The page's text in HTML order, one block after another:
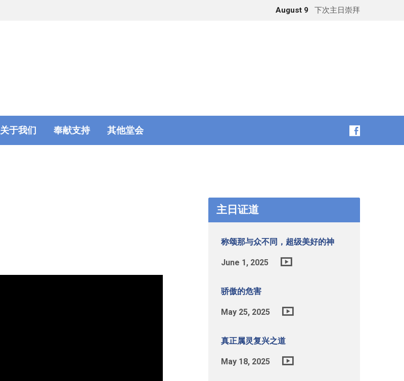
August 9 下次主日崇拜
关于我们 奉献支持 其他堂会
主日证道
称颂那与众不同，超级美好的神
June 1, 2025
骄傲的危害
May 25, 2025
真正属灵复兴之道
May 18, 2025